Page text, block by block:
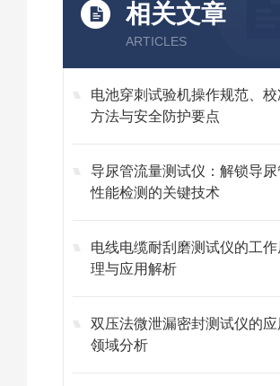
相关文章
ARTICLES
电池穿刺试验机操作规范、校
方法与安全防护要点
导尿管流量测试仪：解锁导尿
性能检测的关键技术
电线电缆耐刮磨测试仪的工作
理与应用解析
双压法微泄漏密封测试仪的应
领域分析